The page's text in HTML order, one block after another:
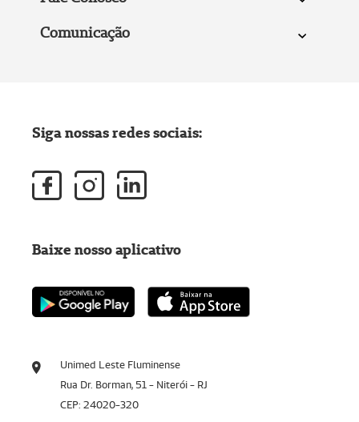
Comunicação
Unimed Leste Fluminense
Rua Dr. Borman, 51 - Niterói - RJ
CEP: 24020-320
Siga nossas redes sociais:
Baixe nosso aplicativo